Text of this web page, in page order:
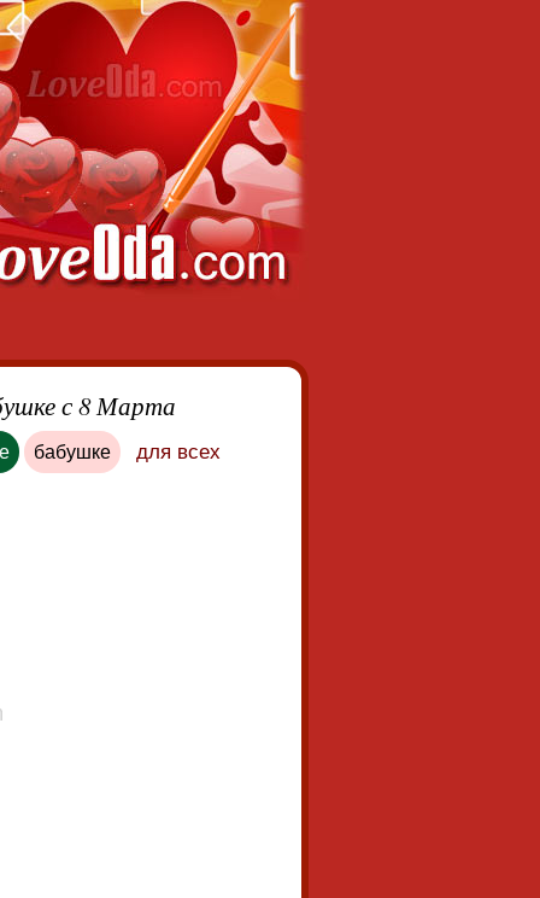
с 8 Марта
бабушке для всех